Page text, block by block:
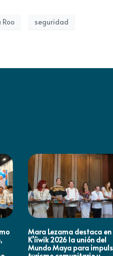
seguridad
Mara Lezama destaca en
K’íiwik 2026 la unión del
Mundo Maya para